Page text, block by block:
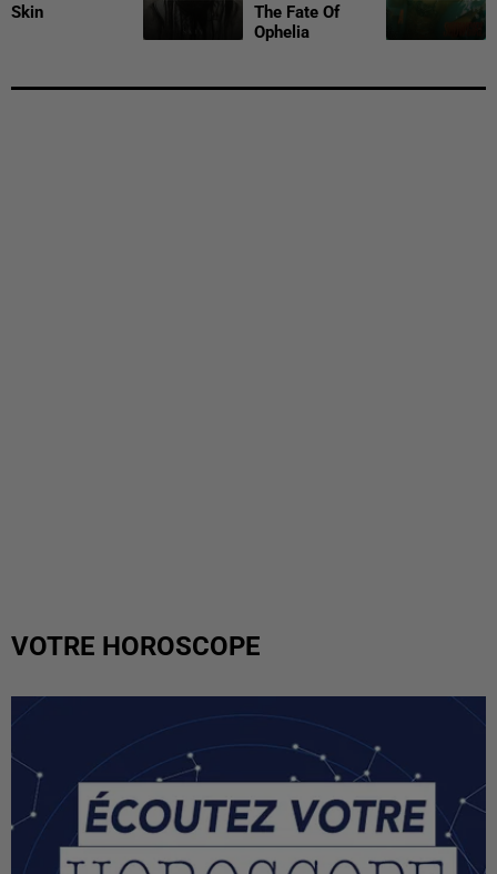
Skin
The Fate Of
Ophelia
VOTRE HOROSCOPE